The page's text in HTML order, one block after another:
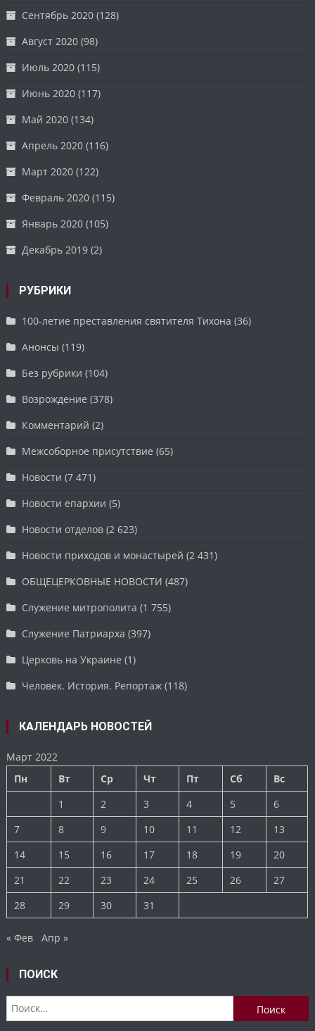
Сентябрь 2020 (128)
Август 2020 (98)
Июль 2020 (115)
Июнь 2020 (117)
Май 2020 (134)
Апрель 2020 (116)
Март 2020 (122)
Февраль 2020 (115)
Январь 2020 (105)
Декабрь 2019 (2)
РУБРИКИ
100-летие преставления святителя Тихона (36)
Анонсы (119)
Без рубрики (104)
Возрождение (378)
Комментарий (2)
Межсоборное присутствие (65)
Новости (7 471)
Новости епархии (5)
Новости отделов (2 623)
Новости приходов и монастырей (2 431)
ОБЩЕЦЕРКОВНЫЕ НОВОСТИ (487)
Служение митрополита (1 755)
Служение Патриарха (397)
Церковь на Украине (1)
Человек. История. Репортаж (118)
КАЛЕНДАРЬ НОВОСТЕЙ
Март 2022
Пн
Вт Ср Чт Пт Сб
Вс
1
2 3 4 5
6
7
8 9 10 11 12
13
14
15 16 17 18 19
20
21
22 23 24 25 26
27
28
29 30 31
« Фев Апр »
ПОИСК
Найти: